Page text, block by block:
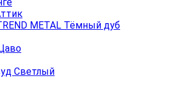
METAL Тёмный дуб
Светлый